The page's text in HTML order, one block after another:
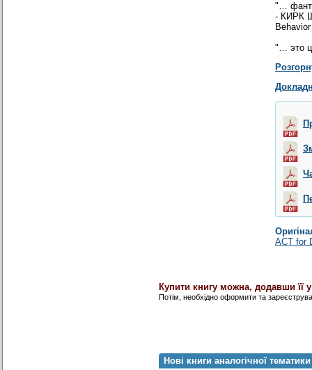
"…
- КИРК
"… это
ACT for
Купити книгу можна, додавши
Потім, необхідно оформити та
Нові книги аналогічної тематики